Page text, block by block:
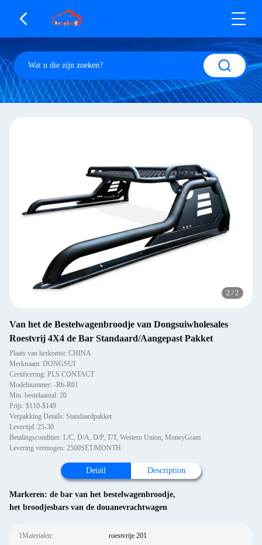
2 / 2
Van het de Bestelwagenbroodje van Dongsuiwholesales
Roestvrij 4X4 de Bar Standaard/Aangepast Pakket
Plaats van herkomst: CHINA
Merknaam: DONGSUI
Certificering: PLS CONTACT
Modelnummer: -Rb-R01
Min. bestelaantal: 20
Prijs: $110-$149
Verpakking Details: Standaardpakket
Levertijd: 25-30
Betalingscondities: L/C, D/A, D/P, T/T, Western Union, MoneyGram
Levering vermogen: 2500SET/MONTH
Detail Description
Markeren: de bar van het bestelwagenbroodje,
het broodjesbars van de douanevrachtwagen
1Materialen: roestvrije 201